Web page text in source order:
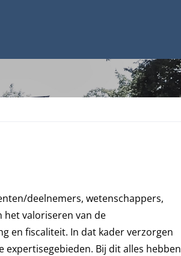
deelnemers, wetenschappers,
het valoriseren van de
en fiscaliteit. In dat kader verzorgen
Bij dit alles hebben